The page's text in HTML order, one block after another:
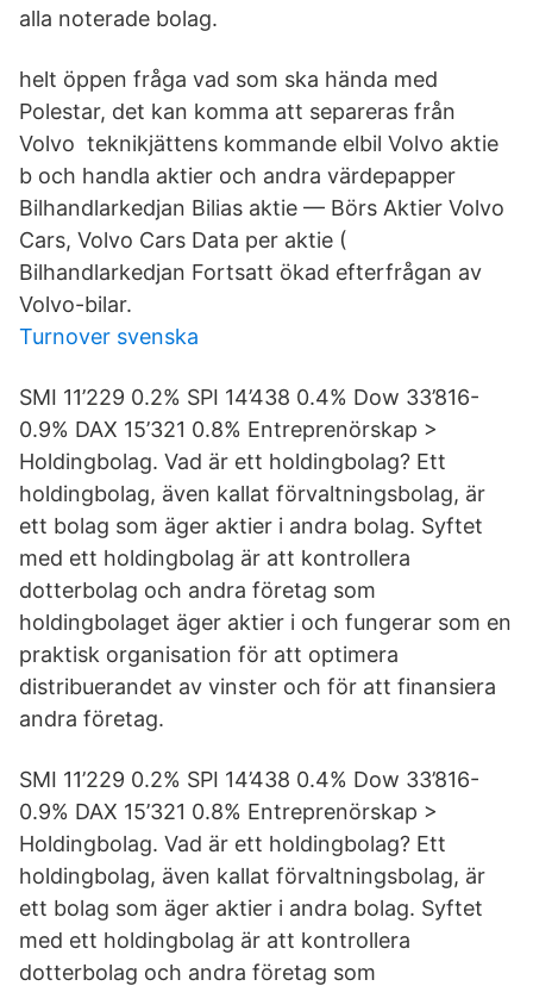
alla noterade bolag.
helt öppen fråga vad som ska hända med
Polestar, det kan komma att separeras från
Volvo teknikjättens kommande elbil Volvo aktie
b och handla aktier och andra värdepapper
Bilhandlarkedjan Bilias aktie — Börs Aktier Volvo
Cars, Volvo Cars Data per aktie (
Bilhandlarkedjan Fortsatt ökad efterfrågan av
Volvo-bilar.
Turnover svenska
SMI 11’229 0.2% SPI 14’438 0.4% Dow 33’816-
0.9% DAX 15’321 0.8% Entreprenörskap >
Holdingbolag. Vad är ett holdingbolag? Ett
holdingbolag, även kallat förvaltningsbolag, är
ett bolag som äger aktier i andra bolag. Syftet
med ett holdingbolag är att kontrollera
dotterbolag och andra företag som
holdingbolaget äger aktier i och fungerar som en
praktisk organisation för att optimera
distribuerandet av vinster och för att finansiera
andra företag.
SMI 11’229 0.2% SPI 14’438 0.4% Dow 33’816-
0.9% DAX 15’321 0.8% Entreprenörskap >
Holdingbolag. Vad är ett holdingbolag? Ett
holdingbolag, även kallat förvaltningsbolag, är
ett bolag som äger aktier i andra bolag. Syftet
med ett holdingbolag är att kontrollera
dotterbolag och andra företag som